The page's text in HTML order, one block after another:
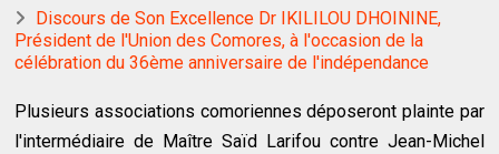
Discours de Son Excellence Dr IKILILOU DHOININE,
Président de l'Union des Comores, à l'occasion de la
célébration du 36ème anniversaire de l'indépendance
Plusieurs associations comoriennes déposeront plainte par
l'intermédiaire de Maître Saïd Larifou contre Jean-Michel